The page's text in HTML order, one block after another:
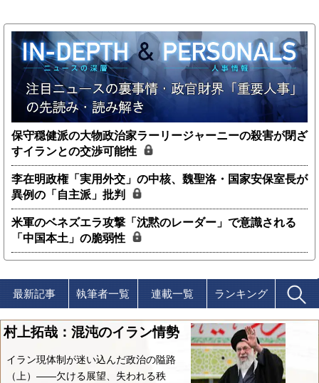
保守穏健派の大物政治家ラーリージャーニーの殺害が閉ざ
すイランとの交渉可能性
李在明政権「実用外交」の中核、魏聖洛・国家安保室長が
異例の「自主派」批判
米軍のベネズエラ攻撃「沈黙のレーダー」で意識される
「中国本土」の脆弱性
最新記事 執筆者一覧 連載一覧 ランキング
村上拓哉：混沌のイラン情勢
イラン現体制が迷い込んだ政治の隘路
（上）――欠ける展望、失われる秩